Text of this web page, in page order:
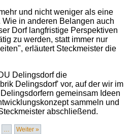
und nicht weniger als eine
in anderen Belangen auch
Dorf langfristige Perspektiven
zu werden, statt immer nur
erläutert Steckmeister die
Delingsdorf die
Delingsdorf' vor, auf der wir im
gemeinsam Ideen
sammeln und
abschließend.
… Weiter »